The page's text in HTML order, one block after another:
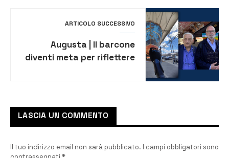
ARTICOLO SUCCESSIVO
Augusta | Il barcone
diventi meta per riflettere
LASCIA UN COMMENTO
Il tuo indirizzo email non sarà pubblicato. I campi obbligatori sono